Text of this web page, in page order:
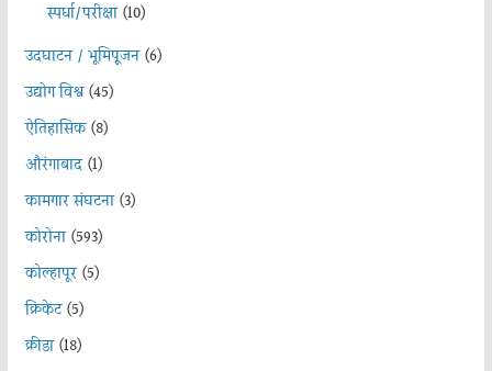
स्पर्धा/परीक्षा(10)
उदघाटन / भूमिपूजन(6)
उद्योग विश्व(45)
ऐतिहासिक(8)
औरंगाबाद(1)
कामगार संघटना(3)
कोरोना(593)
कोल्हापूर(5)
क्रिकेट(5)
क्रीडा(18)